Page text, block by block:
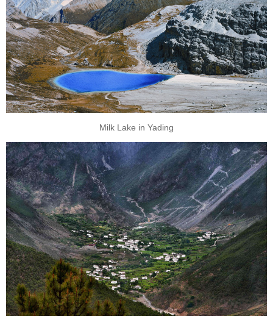
Milk Lake in Yading